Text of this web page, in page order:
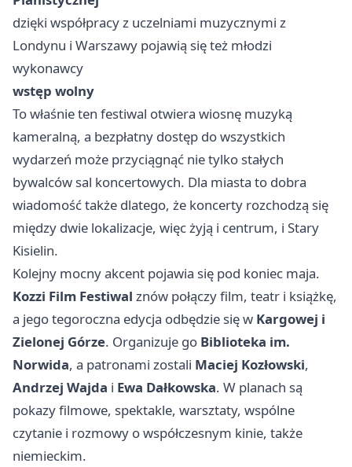
dzięki współpracy z uczelniami muzycznymi z
Londynu i Warszawy pojawią się też młodzi
wykonawcy
wstęp wolny
To właśnie ten festiwal otwiera wiosnę muzyką
kameralną, a bezpłatny dostęp do wszystkich
wydarzeń może przyciągnąć nie tylko stałych
bywalców sal koncertowych. Dla miasta to dobra
wiadomość także dlatego, że koncerty rozchodzą się
między dwie lokalizacje, więc żyją i centrum, i Stary
Kisielin.
Kolejny mocny akcent pojawia się pod koniec maja.
Kozzi Film Festiwal znów połączy film, teatr i książkę,
a jego tegoroczna edycja odbędzie się w Kargowej i
Zielonej Górze. Organizuje go Biblioteka im.
Norwida, a patronami zostali Maciej Kozłowski,
Andrzej Wajda i Ewa Dałkowska. W planach są
pokazy filmowe, spektakle, warsztaty, wspólne
czytanie i rozmowy o współczesnym kinie, także
niemieckim.